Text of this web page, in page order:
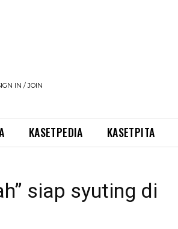
IN / JOIN
KASETPEDIA KASETPITA
siap syuting di